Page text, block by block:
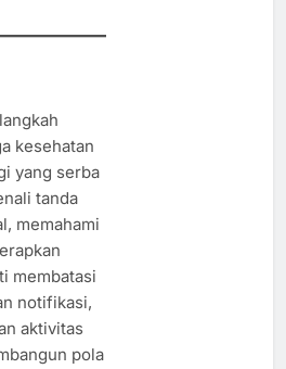
kesehatan
yang serba
tanda
memahami
membatasi
notifikasi,
aktivitas
pola